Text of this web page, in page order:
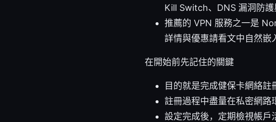
Kill Switch、DNS 漏洞防護
推薦的 VPN 服務之一是
詳情與優惠請看文中自然嵌
在開始前先記住的關鍵
目的就是完成健保卡網絡註
註冊過程中盡量在私密網路
設定完成後，定期檢視帳戶